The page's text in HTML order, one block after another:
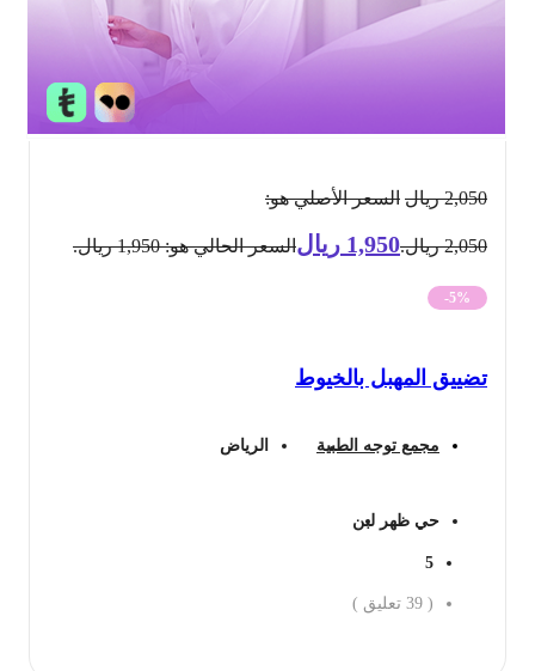
2,050 ريال السعر الأصلي هو:
2,050 ريال. 1,950 ريالالسعر الحالي هو: 1,950 ريال.
-5%
تضييق المهبل بالخيوط
مجمع توجه الطبية الرياض
حي ظهر لبن
39 تعليق )